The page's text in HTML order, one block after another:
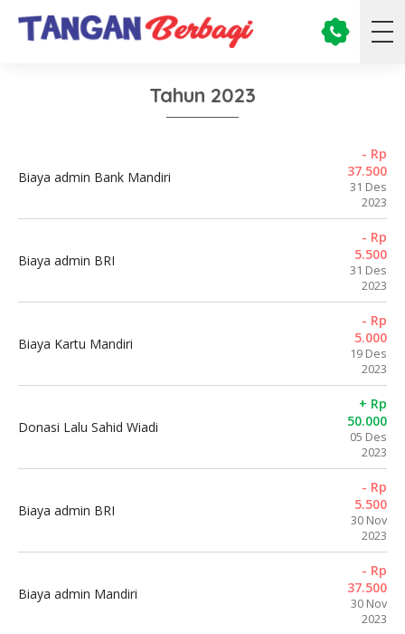
Tahun 2023
Biaya admin Bank Mandiri
- Rp
37.500
31 Des
2023
Biaya admin BRI
- Rp
5.500
31 Des
2023
Biaya Kartu Mandiri
- Rp
5.000
19 Des
2023
Donasi Lalu Sahid Wiadi
+ Rp
50.000
05 Des
2023
Biaya admin BRI
- Rp
5.500
30 Nov
2023
Biaya admin Mandiri
- Rp
37.500
30 Nov
2023